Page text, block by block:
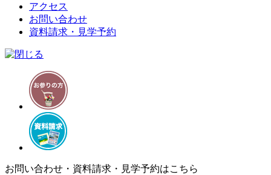
アクセス
お問い合わせ
資料請求・見学予約
お問い合わせ・資料請求・見学予約はこちら